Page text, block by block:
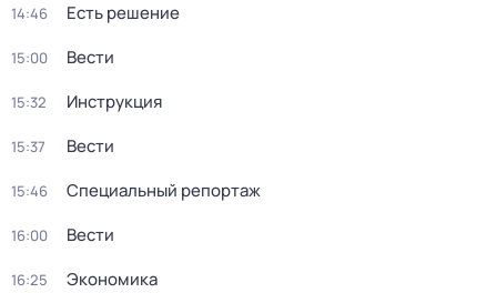
14:46 Есть решение
15:00 Вести
15:32 Инструкция
15:37 Вести
15:46 Специальный репортаж
16:00 Вести
16:25 Экономика